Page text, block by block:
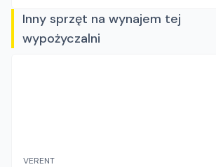
Inny sprzęt na wynajem tej
wypożyczalni
VERENT